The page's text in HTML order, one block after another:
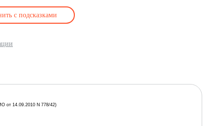
с подсказками
от 14.09.2010 N 778/42)